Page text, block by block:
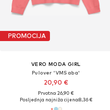
PROMOCIJA
VERO MODA GIRL
Pulover 'VMSaba'
20,90 €
Prvotno: 26,90 €
Posljednja najniža cijena:8,36 €